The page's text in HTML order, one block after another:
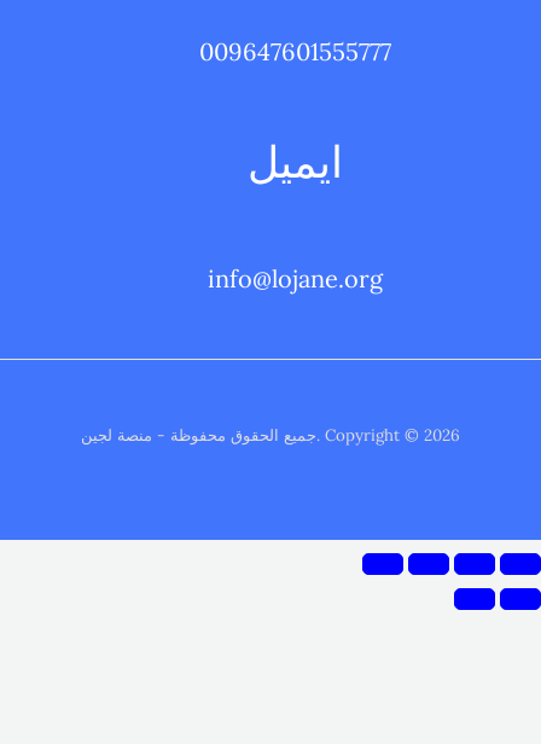
009647601555777
ايميل
info@lojane.org
Copyright © 2026 .جميع الحقوق محفوظة - منصة لجين